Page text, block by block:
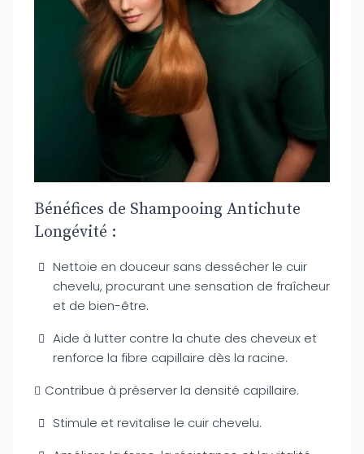
Bénéfices de Shampooing Antichute
Longévité :
Nettoie en douceur sans dessécher le cuir
chevelu, procurant une sensation de fraîcheur
et de bien-être.
Aide à lutter contre la chute des cheveux et
renforce la fibre capillaire dès la racine.
Contribue à préserver la densité capillaire.
Stimule et revitalise le cuir chevelu.